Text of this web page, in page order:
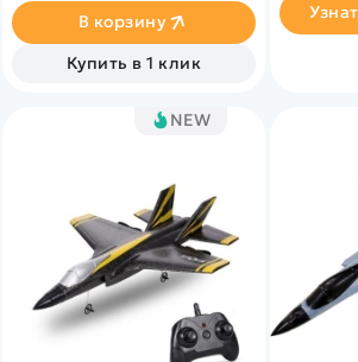
Расстояние управления - 120
метров. Цвет - белый.
В корзину
Купить в 1 клик
NEW